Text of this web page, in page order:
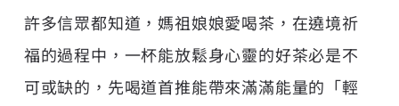
許多信眾都知道，媽祖娘娘愛喝茶，在遶境祈
福的過程中，一杯能放鬆身心靈的好茶必是不
可或缺的，先喝道首推能帶來滿滿能量的「輕